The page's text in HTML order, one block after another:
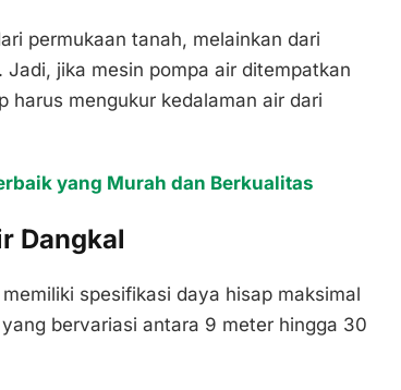
permukaan tanah, melainkan dari
jika mesin pompa air ditempatkan
harus mengukur kedalaman air dari
yang Murah dan Berkualitas
Dangkal
spesifikasi daya hisap maksimal
bervariasi antara 9 meter hingga 30